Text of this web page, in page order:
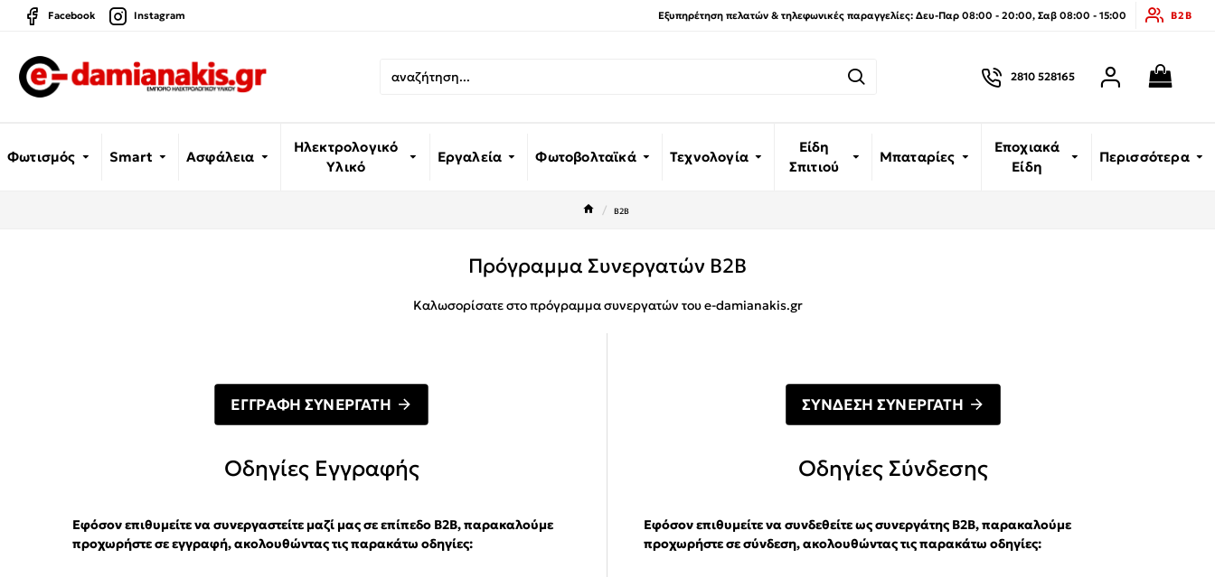
Facebook Instagram Εξυπηρέτηση πελατών & τηλεφωνικές παραγγελίες: Δευ-Παρ 08:00 - 20:00, Σαβ 08:00 - 15:00 B2B
2810 528165
Φωτισμός Smart Ασφάλεια
Ηλεκτρολογικό
Υλικό
Εργαλεία Φωτοβολταϊκά Τεχνολογία
Είδη
Σπιτιού
Μπαταρίες
Εποχιακά
Είδη
Περισσότερα
B2B
Πρόγραμμα Συνεργατών B2B
Καλωσορίσατε στο πρόγραμμα συνεργατών του e-damianakis.gr
ΕΓΓΡΑΦΗ ΣΥΝΕΡΓΑΤΗ
Οδηγίες Εγγραφής
Εφόσον επιθυμείτε να συνεργαστείτε μαζί μας σε επίπεδο Β2Β, παρακαλούμε
προχωρήστε σε εγγραφή, ακολουθώντας τις παρακάτω οδηγίες:
ΣΥΝΔΕΣΗ ΣΥΝΕΡΓΑΤΗ
Οδηγίες Σύνδεσης
Εφόσον επιθυμείτε να συνδεθείτε ως συνεργάτης Β2Β, παρακαλούμε
προχωρήστε σε σύνδεση, ακολουθώντας τις παρακάτω οδηγίες: